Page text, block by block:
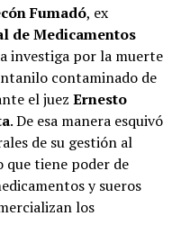
en función del
provincia por
medio.
peronismo parece
que sobrevuelan en
con Cristina Kirchner
el mejor escenario
de Buenos
es que esté en las
Milei”,
Fumadó, ex
de Medicamentos
investiga por la muerte
contaminado de
el juez Ernesto
. De esa manera esquivó
de su gestión al
tiene poder de
y sueros
los